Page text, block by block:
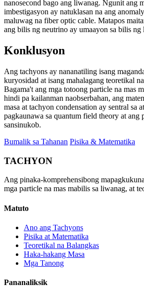
nanosecond bago ang liwanag. Ngunit ang
imbestigasyon ay natuklasan na ang
maluwag na fiber optic cable. Matapos
ang bilis ng neutrino ay umaayon sa bilis ng
Konklusyon
Ang tachyons ay nananatiling isang
kuryosidad at isang mahalagang teoretikal
Bagama't ang mga totoong particle na mas
hindi pa kailanman naobserbahan, ang
masa at tachyon condensation ay sentral sa
pagkaunawa sa quantum field theory at ang
sansinukob.
Bumalik sa Tahanan Pisika & Matematika
TACHYON
Ang pinaka-komprehensibong
mga particle na mas mabilis sa liwanag, at
Matuto
Ano ang Tachyons
Pisika at Matematika
Teoretikal na Balangkas
Haka-hakang Masa
Mga Tanong
Pananaliksik